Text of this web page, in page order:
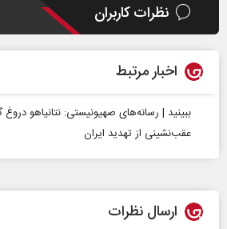
نظرات کاربران
اخبار مرتبط
ببینید | رسانه‌های صهیونیستی: نتانیاهو
عقب‌نشینی از تهدید ایران
ارسال نظرات